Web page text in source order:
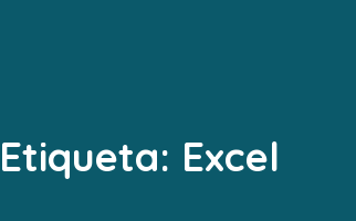
Etiqueta: Excel